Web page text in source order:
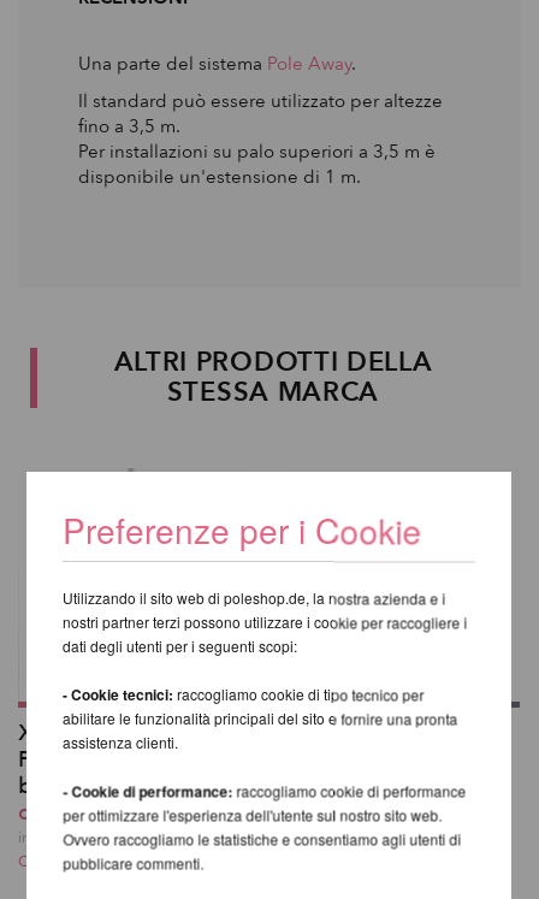
Una parte del sistema Pole Away.
Il standard può essere utilizzato per altezze
fino a 3,5 m.
Per installazioni su palo superiori a 3,5 m è
disponibile un'estensione di 1 m.
ALTRI PRODOTTI DELLA
STESSA MARCA
X-Pole Competition
Pole: A-Pole L2,5M +
base
da 405,71 EUR
incl. 21 % UST escl.
Costi di spedizione
X-Pole Pro XPert
Lock
da 405,71 EUR
incl. 21 % UST escl.
Preferenze per i Cookie
Utilizzando il sito web di poleshop.de, la nostra azienda e i
nostri partner terzi possono utilizzare i cookie per raccogliere i
dati degli utenti per i seguenti scopi:
- Cookie tecnici: raccogliamo cookie di tipo tecnico per
abilitare le funzionalità principali del sito e fornire una pronta
assistenza clienti.
- Cookie di performance: raccogliamo cookie di performance
per ottimizzare l'esperienza dell'utente sul nostro sito web.
Ovvero raccogliamo le statistiche e consentiamo agli utenti di
pubblicare commenti.